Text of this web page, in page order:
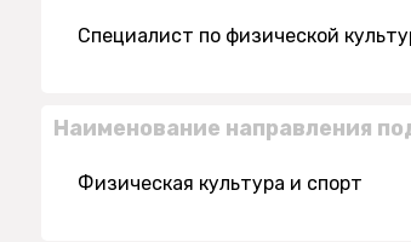
Специалист по физической
Наименование направления
Физическая культура и спорт